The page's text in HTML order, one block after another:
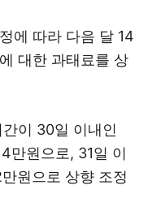
에 따라 다음 달 14
대한 과태료를 상
이 30일 이내인
만원으로, 31일 이
원으로 상향 조정